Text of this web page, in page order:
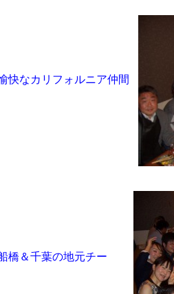
なカリフォルニア仲間
橋＆千葉の地元チー